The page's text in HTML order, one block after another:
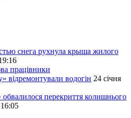
снега рухнула крыша жилого
працівники
відремонтували водогін 24 січня
перекриття колишнього